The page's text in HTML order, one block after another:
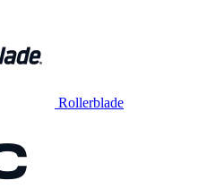
Rollerblade